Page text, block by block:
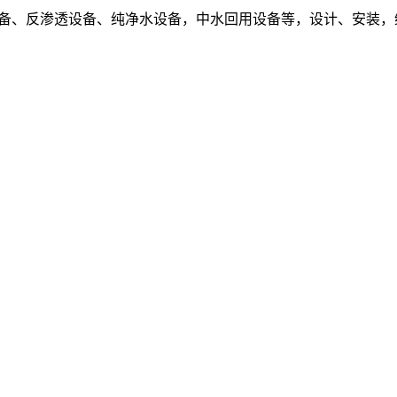
反渗透设备、纯净水设备，中水回用设备等，设计、安装，